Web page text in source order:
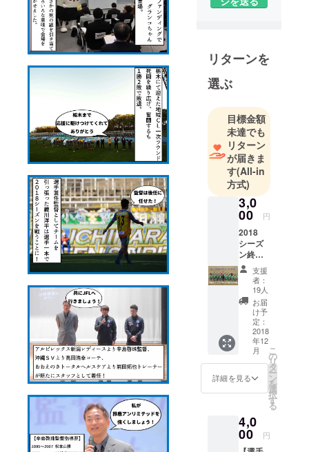
リターンを
選ぶ
目標金額
未達でも
リターン
が届きま
す(All-in
方式)
3,0
00 円
2018
シーズ
ン終了
後に鈴
鹿アン
リミ
テッド
からお
礼のお
手紙を
お送り
させて
頂きま
す！ お
申し込
みの際
援額を
入力し
てくだ
支援
者：
19人
お届
け予
定：
2018
年12
月
詳細を見る
こ
の
リ
タ
ー
ン
を
選
択
す
る
4,0
00 円